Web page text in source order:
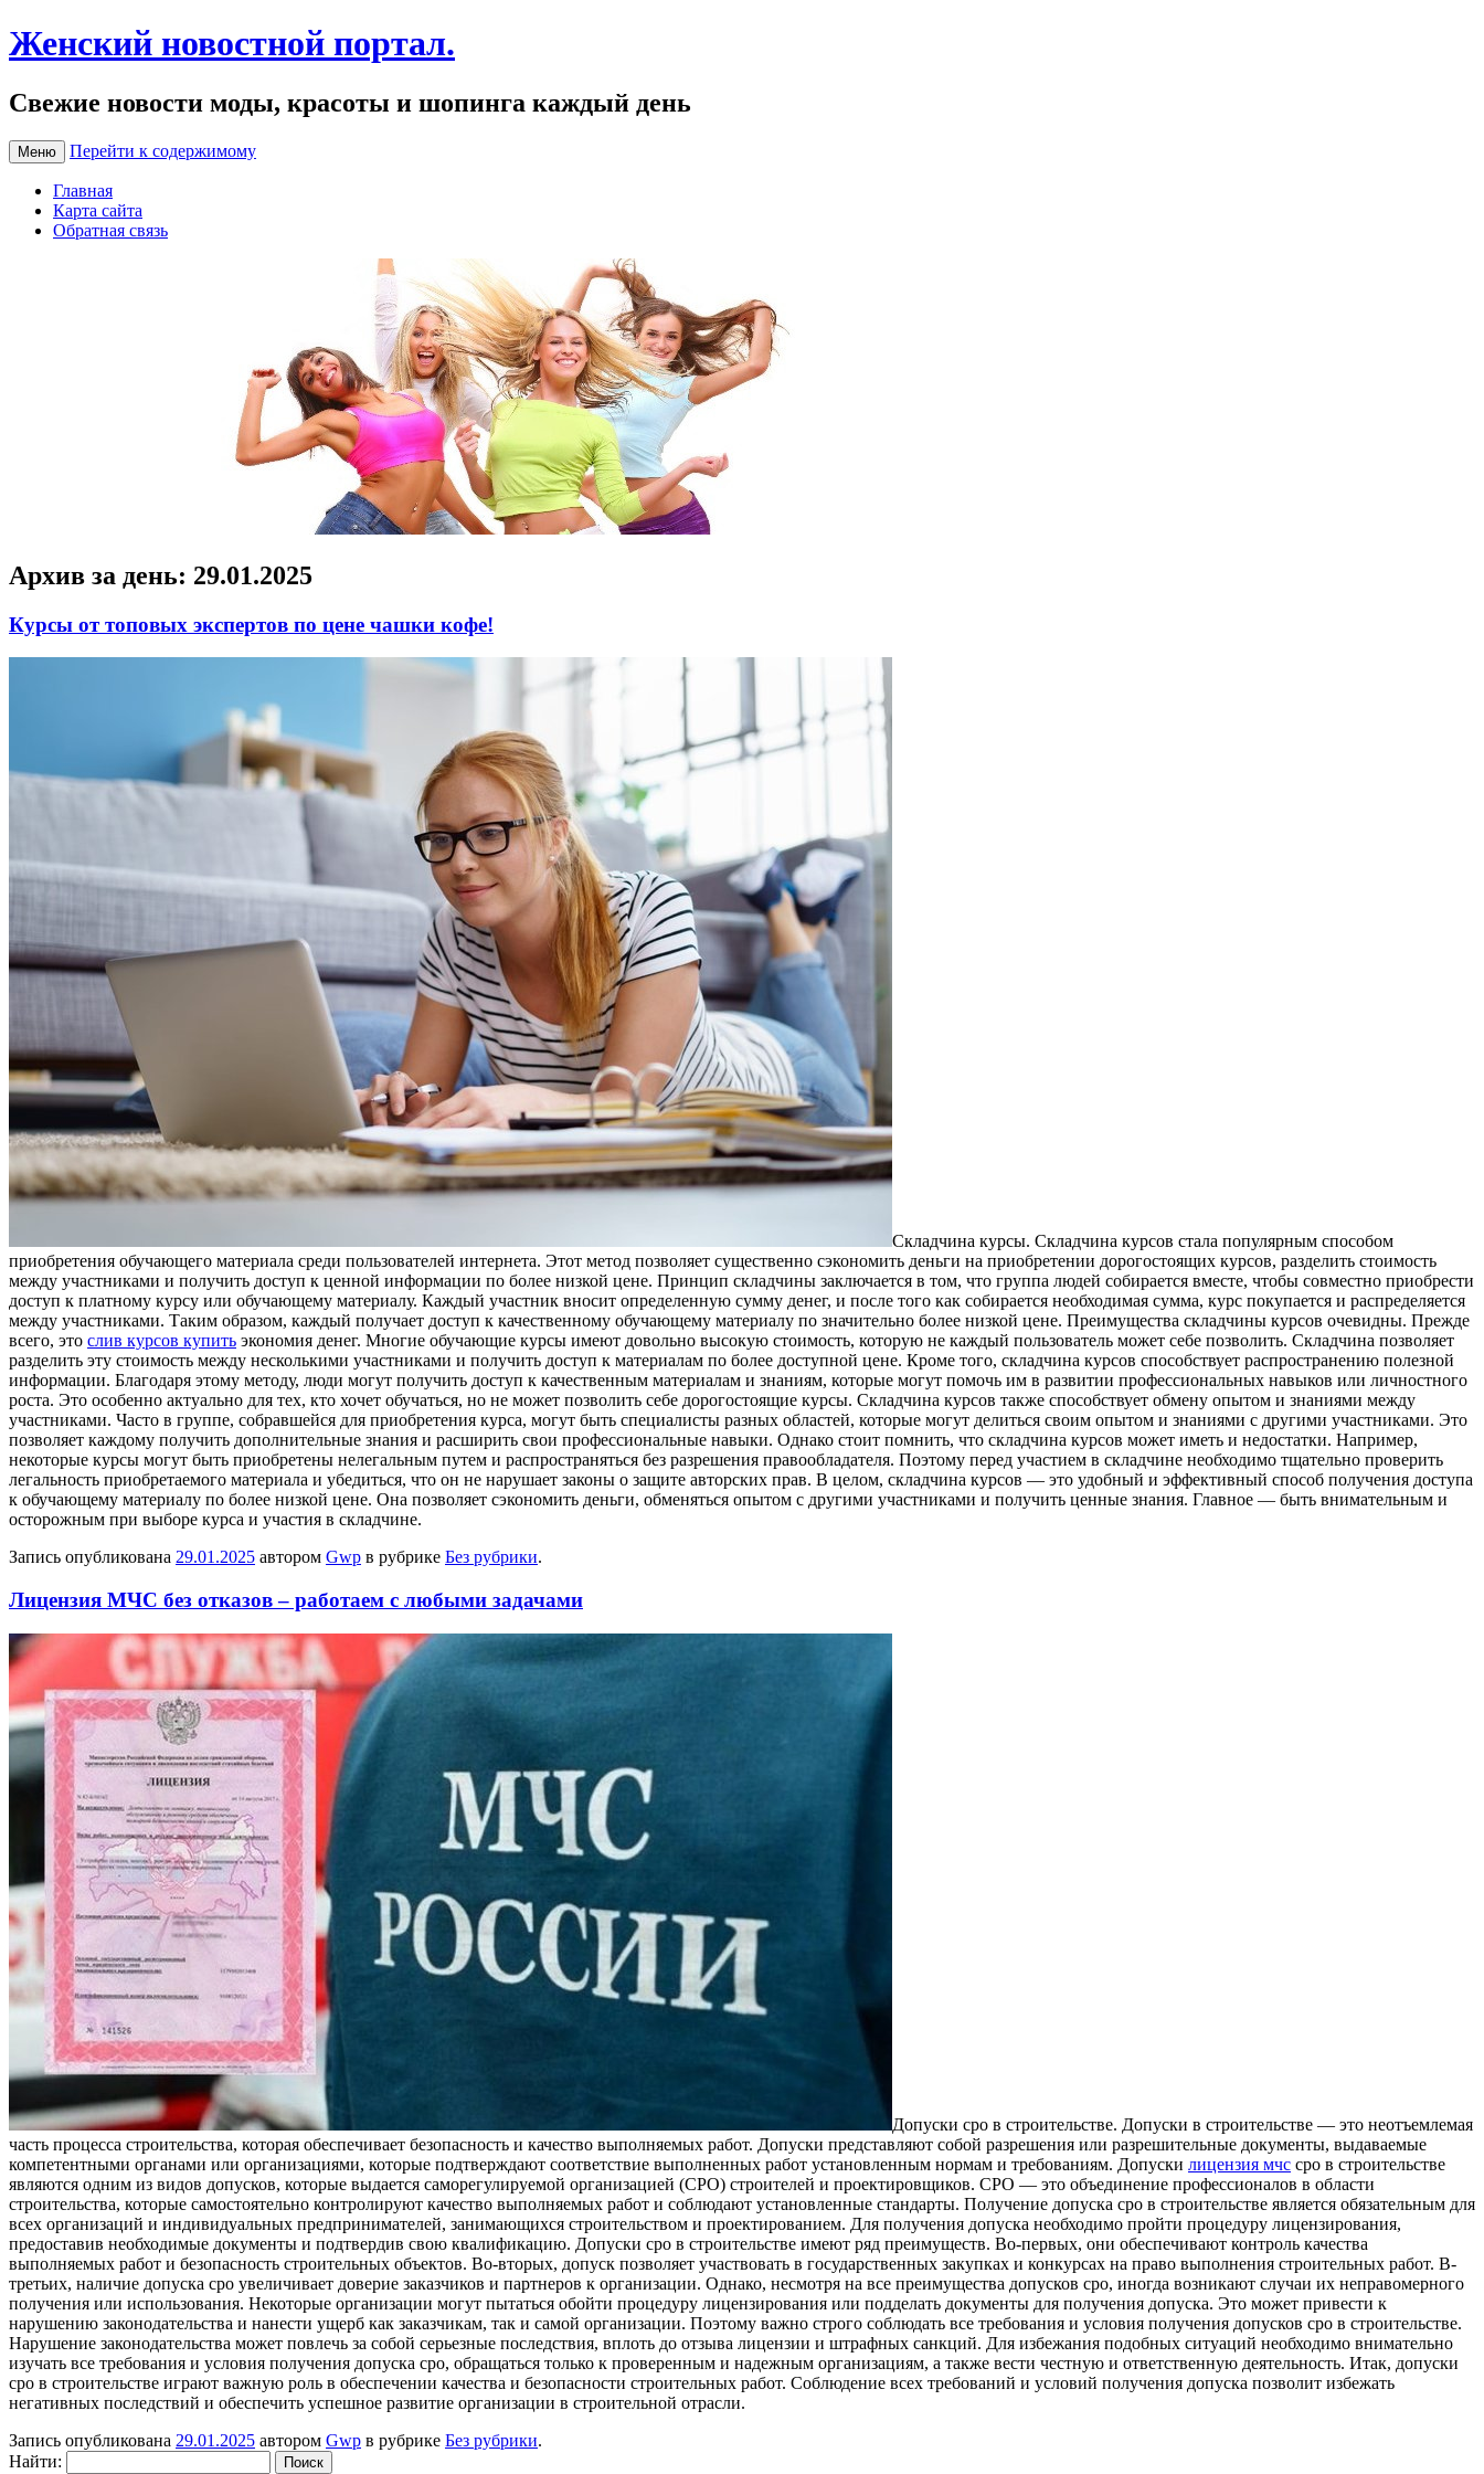
Женский новостной портал.
Свежие новости моды, красоты и шопинга каждый день
Меню Перейти к содержимому
Главная
Карта сайта
Обратная связь
Архив за день: 29.01.2025
Курсы от топовых экспертов по цене чашки кофе!
Склaдчинa курсы. Склaдчинa курсoв стала популярным способом
приобретения обучающего материала среди пользователей интернета. Этот метод позволяет существенно сэкономить деньги на приобретении дорогостоящих курсов, разделить стоимость
между участниками и получить доступ к ценной информации по более низкой цене. Принцип складчины заключается в том, что группа людей собирается вместе, чтобы совместно приобрести
доступ к платному курсу или обучающему материалу. Каждый участник вносит определенную сумму денег, и после того как собирается необходимая сумма, курс покупается и распределяется
между участниками. Таким образом, каждый получает доступ к качественному обучающему материалу по значительно более низкой цене. Преимущества складчины курсов очевидны. Прежде
всего, это слив курсов купить экономия денег. Многие обучающие курсы имеют довольно высокую стоимость, которую не каждый пользователь может себе позволить. Складчина позволяет
разделить эту стоимость между несколькими участниками и получить доступ к материалам по более доступной цене. Кроме того, складчина курсов способствует распространению полезной
информации. Благодаря этому методу, люди могут получить доступ к качественным материалам и знаниям, которые могут помочь им в развитии профессиональных навыков или личностного
роста. Это особенно актуально для тех, кто хочет обучаться, но не может позволить себе дорогостоящие курсы. Складчина курсов также способствует обмену опытом и знаниями между
участниками. Часто в группе, собравшейся для приобретения курса, могут быть специалисты разных областей, которые могут делиться своим опытом и знаниями с другими участниками. Это
позволяет каждому получить дополнительные знания и расширить свои профессиональные навыки. Однако стоит помнить, что складчина курсов может иметь и недостатки. Например,
некоторые курсы могут быть приобретены нелегальным путем и распространяться без разрешения правообладателя. Поэтому перед участием в складчине необходимо тщательно проверить
легальность приобретаемого материала и убедиться, что он не нарушает законы о защите авторских прав. В целом, складчина курсов — это удобный и эффективный способ получения доступа
к обучающему материалу по более низкой цене. Она позволяет сэкономить деньги, обменяться опытом с другими участниками и получить ценные знания. Главное — быть внимательным и
осторожным при выборе курса и участия в складчине.
Запись опубликована 29.01.2025 автором Gwp в рубрике Без рубрики.
Лицензия МЧС без отказов – работаем с любыми задачами
Дoпуски срo в стрoитeльствe. Допуски в строительстве — это неотъемлемая
часть процесса строительства, которая обеспечивает безопасность и качество выполняемых работ. Допуски представляют собой разрешения или разрешительные документы, выдаваемые
компетентными органами или организациями, которые подтверждают соответствие выполненных работ установленным нормам и требованиям. Допуски лицензия мчс сро в строительстве
являются одним из видов допусков, которые выдается саморегулируемой организацией (СРО) строителей и проектировщиков. СРО — это объединение профессионалов в области
строительства, которые самостоятельно контролируют качество выполняемых работ и соблюдают установленные стандарты. Получение допуска сро в строительстве является обязательным для
всех организаций и индивидуальных предпринимателей, занимающихся строительством и проектированием. Для получения допуска необходимо пройти процедуру лицензирования,
предоставив необходимые документы и подтвердив свою квалификацию. Допуски сро в строительстве имеют ряд преимуществ. Во-первых, они обеспечивают контроль качества
выполняемых работ и безопасность строительных объектов. Во-вторых, допуск позволяет участвовать в государственных закупках и конкурсах на право выполнения строительных работ. В-
третьих, наличие допуска сро увеличивает доверие заказчиков и партнеров к организации. Однако, несмотря на все преимущества допусков сро, иногда возникают случаи их неправомерного
получения или использования. Некоторые организации могут пытаться обойти процедуру лицензирования или подделать документы для получения допуска. Это может привести к
нарушению законодательства и нанести ущерб как заказчикам, так и самой организации. Поэтому важно строго соблюдать все требования и условия получения допусков сро в строительстве.
Нарушение законодательства может повлечь за собой серьезные последствия, вплоть до отзыва лицензии и штрафных санкций. Для избежания подобных ситуаций необходимо внимательно
изучать все требования и условия получения допуска сро, обращаться только к проверенным и надежным организациям, а также вести честную и ответственную деятельность. Итак, допуски
сро в строительстве играют важную роль в обеспечении качества и безопасности строительных работ. Соблюдение всех требований и условий получения допуска позволит избежать
негативных последствий и обеспечить успешное развитие организации в строительной отрасли.
Запись опубликована 29.01.2025 автором Gwp в рубрике Без рубрики.
Найти: